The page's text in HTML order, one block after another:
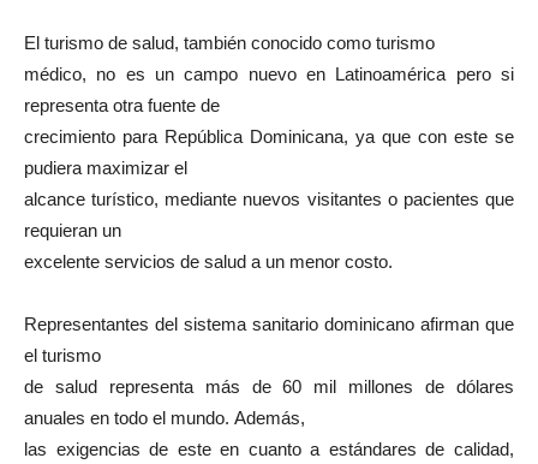
El turismo de salud, también conocido como turismo
médico, no es un campo nuevo en Latinoamérica pero si
representa otra fuente de
crecimiento para República Dominicana, ya que con este se
pudiera maximizar el
alcance turístico, mediante nuevos visitantes o pacientes que
requieran un
excelente servicios de salud a un menor costo.
Representantes del sistema sanitario dominicano afirman que
el turismo
de salud representa más de 60 mil millones de dólares
anuales en todo el mundo. Además,
las exigencias de este en cuanto a estándares de calidad,